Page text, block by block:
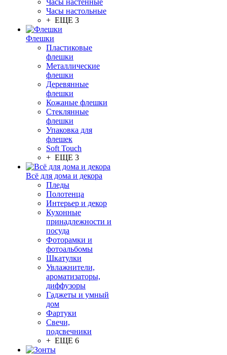
Часы настенные
Часы настольные
+ ЕЩЕ 3
Флешки
Пластиковые
флешки
Металлические
флешки
Деревянные
флешки
Кожаные флешки
Стеклянные
флешки
Упаковка для
флешек
Soft Touch
+ ЕЩЕ 3
Всё для дома и декора
Пледы
Полотенца
Интерьер и декор
Кухонные
принадлежности и
посуда
Фоторамки и
фотоальбомы
Шкатулки
Увлажнители,
ароматизаторы,
диффузоры
Гаджеты и умный
дом
Фартуки
Свечи,
подсвечники
+ ЕЩЕ 6